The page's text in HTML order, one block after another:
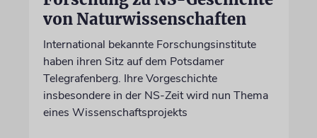
von Naturwissenschaften
International bekannte Forschungsinstitute
haben ihren Sitz auf dem Potsdamer
Telegrafenberg. Ihre Vorgeschichte
insbesondere in der NS-Zeit wird nun Thema
eines Wissenschaftsprojekts